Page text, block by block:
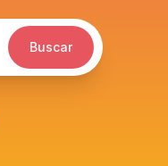
Buscar